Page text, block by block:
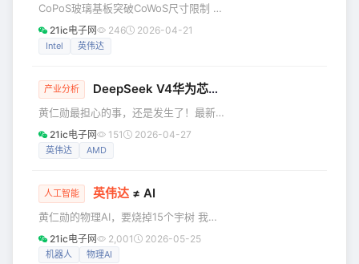
数十亿美元，为这些系统的广泛部署做好准备。 黄仁
CoPoS玻璃基板突破CoWoS尺寸限制 随
着摩尔定律失效和产业的“More than
Moore”的技术路线发展，台积电的护城
其核心的先进封装技术 CoWoS（Chip-
逻辑芯片（如 GPU、CPU）与高带宽内
存（HBM）紧密集成在一起的 2.5D 封
装技术，它通过在芯片和
21ic电子网 246 2026-04-21
Intel 英伟达
产业分析 DeepSeek V4华为芯片首发：
黄仁勋最担心的事，还是发生了！最新
的DeepSeek V4版本，把“第一次”给了
华为芯片。 “不诱于誉，不恐于诽，率道
布。距离上一版V3.2更新，已经过去了
保持三个月一轮的快速迭代。相比之
下，DeepSeek的节奏看似偏慢，甚至
一度被外界质疑掉队。 就在前几天，
21ic电子网 151 2026-04-27
英伟达 AMD
人工智能 英伟达 ≠ AI
黄仁勋的物理AI，要烧掉15个宇树 我一
直说，老黄绝对是这个时代资本代理人
的楷模。 和他相比，马斯克多了点理想
21ic电子网 2,001 2026-05-25
机器人 物理AI